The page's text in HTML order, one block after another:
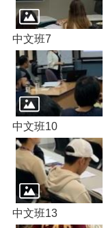
頁
網
站
導
覽
市
政
信
箱
常
見
問
題
中文班7
中文班10
中文班13